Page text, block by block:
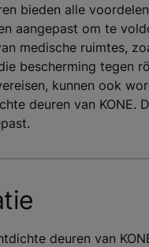
bieden alle
aangepast om te
medische ruimtes,
bescherming tegen
kunnen ook
deuren van KONE.
deuren van